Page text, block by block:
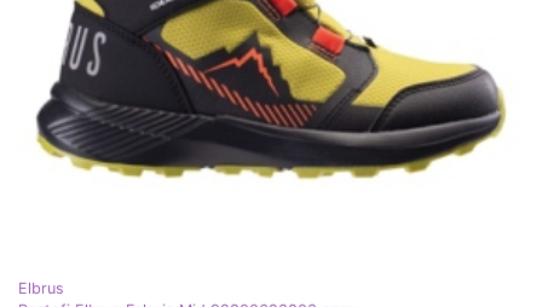
Elbrus